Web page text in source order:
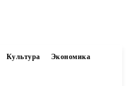
Культура Экономика